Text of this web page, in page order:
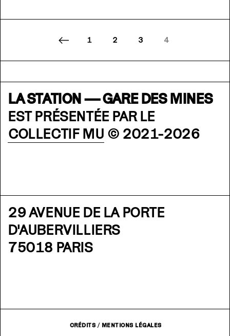
1 2 3 4
LA STATION — GARE DES MINES
EST PRÉSENTÉE PAR LE
COLLECTIF MU © 2021-2026
29 AVENUE DE LA PORTE
D'AUBERVILLIERS
75018 PARIS
CRÉDITS / MENTIONS LÉGALES